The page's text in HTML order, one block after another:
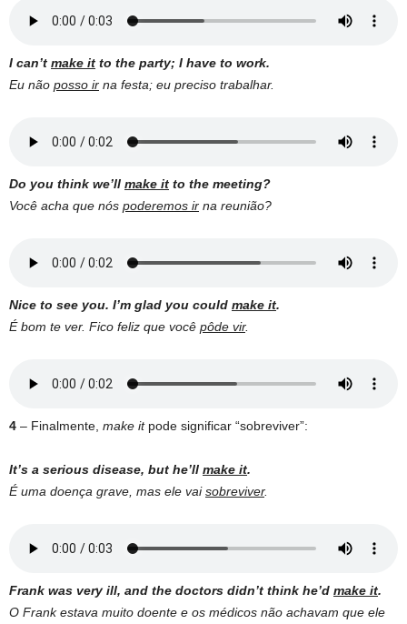
I can’t make it to the party; I have to work.
Eu não posso ir na festa; eu preciso trabalhar.
Do you think we’ll make it to the meeting?
Você acha que nós poderemos ir na reunião?
Nice to see you. I’m glad you could make it.
É bom te ver. Fico feliz que você pôde vir.
4 – Finalmente, make itpode significar “sobreviver”:
It’s a serious disease, but he’ll make it.
É uma doença grave, mas ele vaisobreviver.
Frank was very ill, and the doctors didn’t think he’d make it.
O Frank estava muito doente e os médicos não achavam que ele